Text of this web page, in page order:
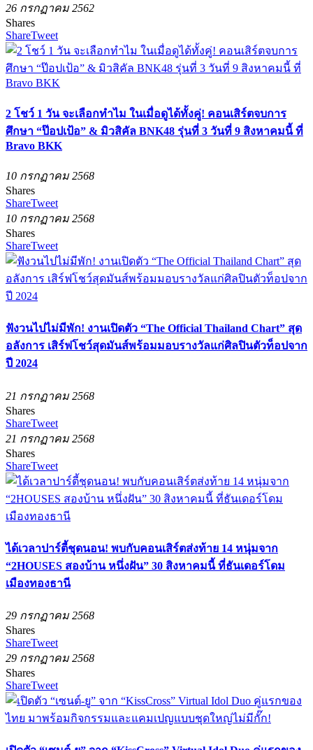
26 กรกฏาคม 2562
Shares
ShareTweet
2 โชว์ 1 วัน จะเลือกทำไม ในเมื่อดูได้ทั้งคู่! คอนเสิร์ตจบการ
ศึกษา “ป๊อปเป้อ” & มิวสิคัล BNK48 รุ่นที่ 3 วันที่ 9 สิงหาคมนี้ ที่
Bravo BKK
10 กรกฏาคม 2568
Shares
ShareTweet
10 กรกฏาคม 2568
Shares
ShareTweet
ฟังวนไปไม่มีพัก! งานเปิดตัว “The Official Thailand Chart” สุด
อลังการ เสิร์ฟโชว์สุดมันส์พร้อมมอบรางวัลแก่ศิลปินตัวท็อปจาก
ปี 2024
21 กรกฏาคม 2568
Shares
ShareTweet
21 กรกฏาคม 2568
Shares
ShareTweet
ได้เวลาปาร์ตี้ชุดนอน! พบกับคอนเสิร์ตส่งท้าย 14 หนุ่มจาก
“2HOUSES สองบ้าน หนึ่งฝัน” 30 สิงหาคมนี้ ที่ธันเดอร์โดม
เมืองทองธานี
29 กรกฏาคม 2568
Shares
ShareTweet
29 กรกฏาคม 2568
Shares
ShareTweet